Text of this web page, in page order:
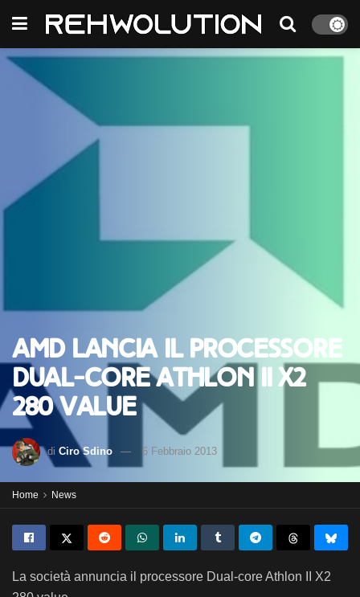
AMD lancia il processore
Dual-Core Athlon II X2
280 Value
di Ciro Sdino 6 Febbraio 2013
Home News
La società annuncia il processore Dual-core Athlon II X2